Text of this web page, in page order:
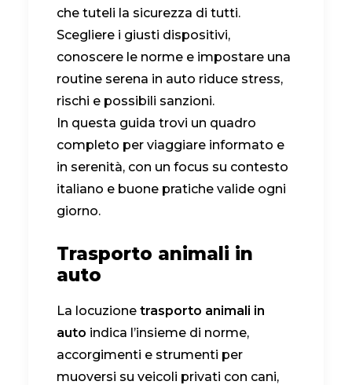
che tuteli la sicurezza di tutti.
Scegliere i giusti dispositivi,
conoscere le norme e impostare una
routine serena in auto riduce stress,
rischi e possibili sanzioni.
In questa guida trovi un quadro
completo per viaggiare informato e
in serenità, con un focus su contesto
italiano e buone pratiche valide ogni
giorno.
Trasporto animali in
auto
La locuzione trasporto animali in
auto indica l’insieme di norme,
accorgimenti e strumenti per
muoversi su veicoli privati con cani,